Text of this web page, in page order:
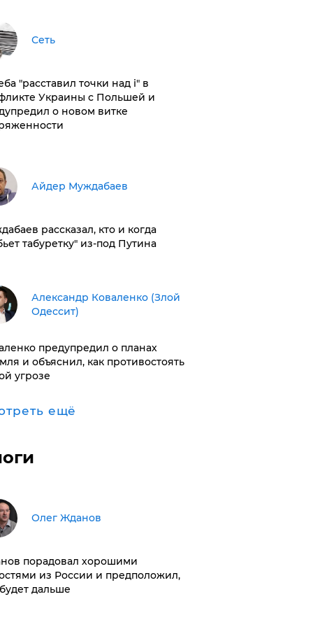
Сеть
"расставил точки над і" в
Украины с Польшей и
о новом витке
Айдер Муждабаев
рассказал, кто и когда
табуретку" из-под Путина
Александр Коваленко (Злой
Одессит)
предупредил о планах
и объяснил, как противостоять
угрозе
ещё
Олег Жданов
порадовал хорошими
из России и предположил,
дальше